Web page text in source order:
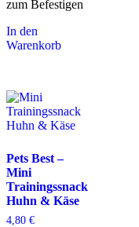
zum Befestigen
In den
Warenkorb
Pets Best –
Mini
Trainingssnack
Huhn & Käse
4,80 €